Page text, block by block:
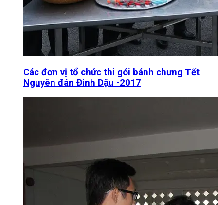
Các đơn vị tổ chức thi gói bánh chưng Tết
Nguyên đán Đinh Dậu -2017